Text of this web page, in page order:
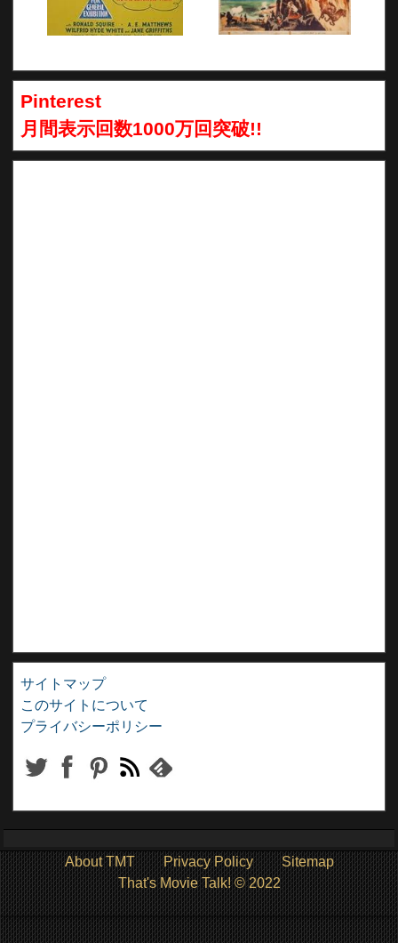
Pinterest
月間表示回数1000万回突破!!
サイトマップ
このサイトについて
プライバシーポリシー
About TMT Privacy Policy
Sitemap
That's Movie Talk! © 2022